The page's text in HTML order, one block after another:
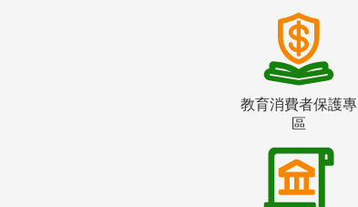
教育消費者保護專
區